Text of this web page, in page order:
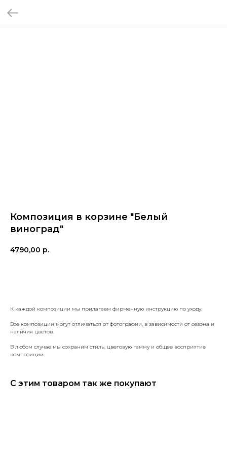
Композиция в корзине "Белый
виноград"
4790,00 р.
К каждой композиции мы прилагаем фирменную инструкцию по уходу.
Все композиции могут отличаться от фотографии, в зависимости от сезона и
наличия цветов.
В любом случае мы сохраним стиль, цветовую гамму и общее восприятие
композиции.
С этим товаром так же покупают